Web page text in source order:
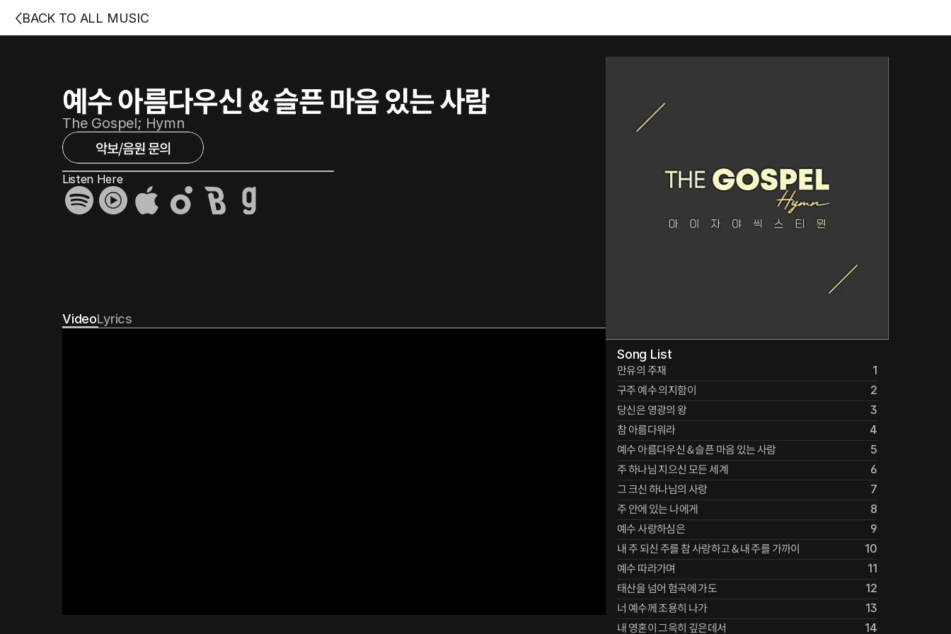
BACK TO ALL MUSIC
예수 아름다우신 & 슬픈 마음 있는 사람
The Gospel; Hymn
악보/음원 문의
Listen Here
VideoLyrics
Song List
만유의 주재
1
구주 예수 의지함이 2
당신은 영광의 왕 3
참 아름다워라 4
예수 아름다우신 & 슬픈 마음 있는 사람 5
주 하나님 지으신 모든 세계 6
그 크신 하나님의 사랑 7
주 안에 있는 나에게 8
예수 사랑하심은 9
내 주 되신 주를 참 사랑하고 & 내 주를 가까이 10
예수 따라가며 11
태산을 넘어 험곡에 가도 12
너 예수께 조용히 나가 13
내 영혼이 그윽히 깊은데서 14